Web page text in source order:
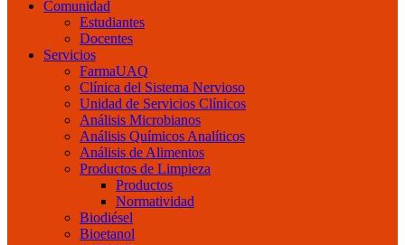
Comunidad
Estudiantes
Docentes
Servicios
FarmaUAQ
Clínica del Sistema Nervioso
Unidad de Servicios Clínicos
Análisis Microbianos
Análisis Químicos Analíticos
Análisis de Alimentos
Productos de Limpieza
Productos
Normatividad
Biodiésel
Bioetanol